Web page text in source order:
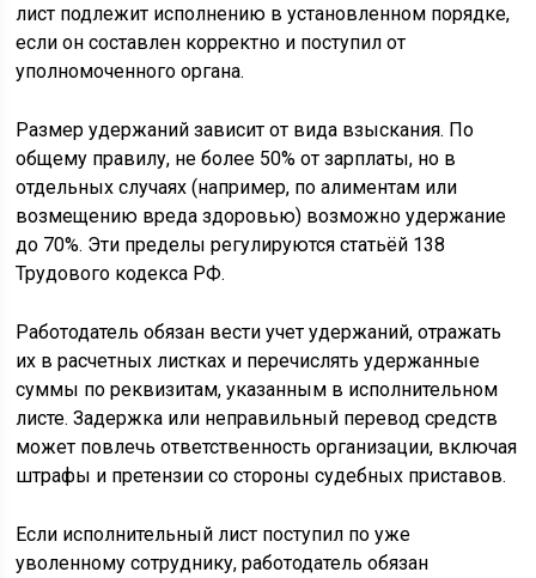
лист подлежит исполнению в установленном порядке,
если он составлен корректно и поступил от
уполномоченного органа.
Размер удержаний зависит от вида взыскания. По
общему правилу, не более 50% от зарплаты, но в
отдельных случаях (например, по алиментам или
возмещению вреда здоровью) возможно удержание
до 70%. Эти пределы регулируются статьёй 138
Трудового кодекса РФ.
Работодатель обязан вести учет удержаний, отражать
их в расчетных листках и перечислять удержанные
суммы по реквизитам, указанным в исполнительном
листе. Задержка или неправильный перевод средств
может повлечь ответственность организации, включая
штрафы и претензии со стороны судебных приставов.
Если исполнительный лист поступил по уже
уволенному сотруднику, работодатель обязан